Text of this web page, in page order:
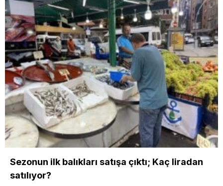
Sezonun ilk balıkları satışa çıktı; Kaç liradan
satılıyor?